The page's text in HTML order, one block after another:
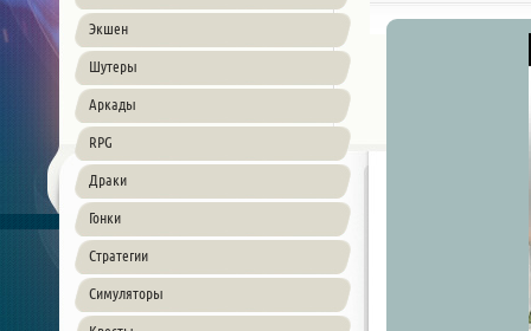
Экшен
Шутеры
Аркады
RPG
Драки
Гонки
Стратегии
Симуляторы